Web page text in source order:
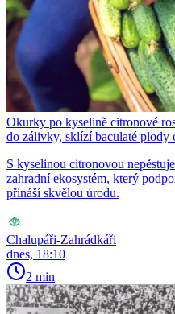
Okurky po kyselině citronové
do zálivky, sklízí baculaté plody
S kyselinou citronovou
zahradní ekosystém, který
přináší skvělou úrodu.
Chalupáři-Zahrádkáři
dnes, 18:10
2 min